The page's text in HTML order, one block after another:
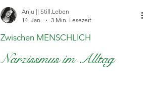
Anju || Still.Leben
14. Jan.
3 Min. Lesezeit
Zwischen MENSCHLICH
Narzissmus im Alltag